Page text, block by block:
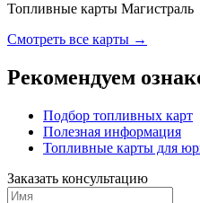
Топливные карты Магистраль
Смотреть все карты →
Рекомендуем
Подбор топливных карт
Полезная информация
Топливные карты для
Заказать консультацию